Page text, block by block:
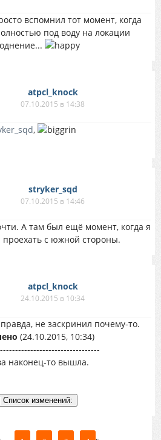
вспомнил тот момент, когда
под воду на локации
atpcl_knock
07.10.2015 в 14:38
,
stryker_sqd
07.10.2015 в 14:46
А там был ещё момент, когда я
проехать с южной стороны.
atpcl_knock
24.10.2015 в 10:34
правда, не заскринил почему-то.
(24.10.2015, 10:34)
наконец-то вышла.